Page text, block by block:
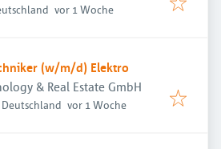
Veröffentlicht
vor 1 Woche
(w/m/d) Elektro
& Real Estate GmbH
Deutschland Veröffentlicht
vor 1 Woche